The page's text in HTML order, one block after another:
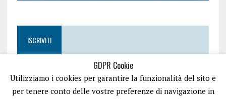
ISCRIVITI
GDPR Cookie
Utilizziamo i cookies per garantire la funzionalità del sito e
per tenere conto delle vostre preferenze di navigazione in